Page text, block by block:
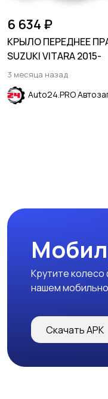
6 634 ₽
КРЫЛО ПЕРЕДНЕЕ
SUZUKI VITARA 2015-
3 месяца назад
Auto24.PRO
Крутите
нашем
Скачать APK